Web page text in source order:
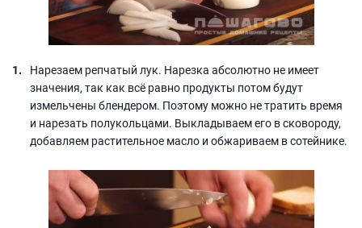
Нарезаем репчатый лук. Нарезка абсолютно не имеет
значения, так как всё равно продукты потом будут
измельчены блендером. Поэтому можно не тратить время
и нарезать полукольцами. Выкладываем его в сковороду,
добавляем растительное масло и обжариваем в сотейнике.